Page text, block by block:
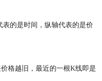
的是时间，纵轴代表的是价
格越旧，最近的一根K线即是